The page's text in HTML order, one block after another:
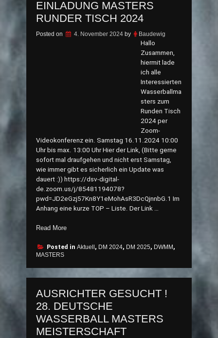
EINLADUNG MASTERS
RUNDER TISCH 2024
Posted on 4. November 2024by Baudewig
Hallo
Zusammen,
hiermit lade
ich alle
Interessierten
Wasserballma
sters zum
Runden Tisch
2024 per
Zoom-
Videokonferenz ein. Samstag 16.11.2024 10:00
Uhr bis max. 13:00 Uhr Hier der Link, (Bitte gerne
sofort mal draufgehen und nicht erst Samstag,
wie immer gibt es sicherlich ein Update was
dauert :)) https://dsv-digital-
de.zoom.us/j/85481194078?
pwd=JD2eGzj57Kn8Y1eMohAsR3DcQjnnbG.1 Im
Anhang eine kurze TOP – Liste. Der Link …
Read More„EINLADUNG
Runder
2024“
Posted in Aktuell , DM 2024, DM 2025, DWMM ,
MASTERS
AUSRICHTER GESUCHT !
28. DEUTSCHE
WASSERBALL MASTERS
MEISTERSCHAFT